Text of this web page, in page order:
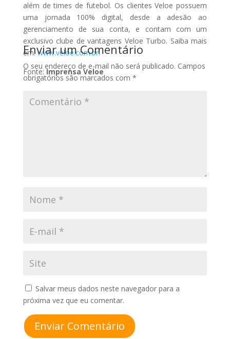
além de times de futebol. Os clientes Veloe possuem
uma jornada 100% digital, desde a adesão ao
gerenciamento de sua conta, e contam com um
exclusivo clube de vantagens Veloe Turbo. Saiba mais
em:www.veloe.com.br.
Fonte:Imprensa Veloe
Enviar um Comentário
O seu endereço de e-mail não será publicado. Campos
obrigatórios são marcados com *
Salvar meus dados neste navegador para a
próxima vez que eu comentar.
Enviar Comentário